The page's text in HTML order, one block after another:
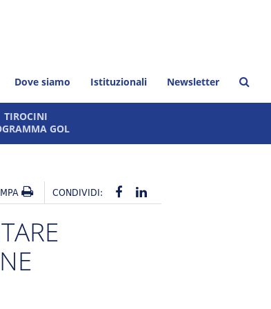
Dove siamo Istituzionali Newsletter
TIROCINI
GOL
FORMATIVICONDIVIDI: